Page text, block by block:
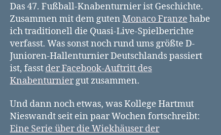
Das 47. Fußball-Knabenturnier ist Geschichte.
Zusammen mit dem guten Monaco Franze habe
ich traditionell die Quasi-Live-Spielberichte
verfasst. Was sonst noch rund ums größte D-
Junioren-Hallenturnier Deutschlands passiert
ist, fasst der Facebook-Auftritt des
Knabenturnier gut zusammen.
Und dann noch etwas, was Kollege Hartmut
Nieswandt seit ein paar Wochen fortschreibt:
Eine Serie über die Wiekhäuser der